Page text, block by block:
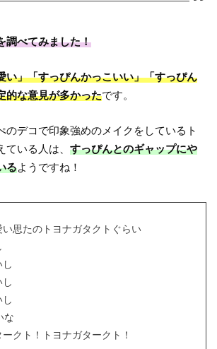
調べてみました！
い」「すっぴんかっこいい」「すっぴん
的な意見が多かったです。
のデコで印象強めのメイクをしているト
ている人は、すっぴんとのギャップにや
るようですね！
思たのトヨナガタクトぐらい
な
クト！トヨナガタークト！